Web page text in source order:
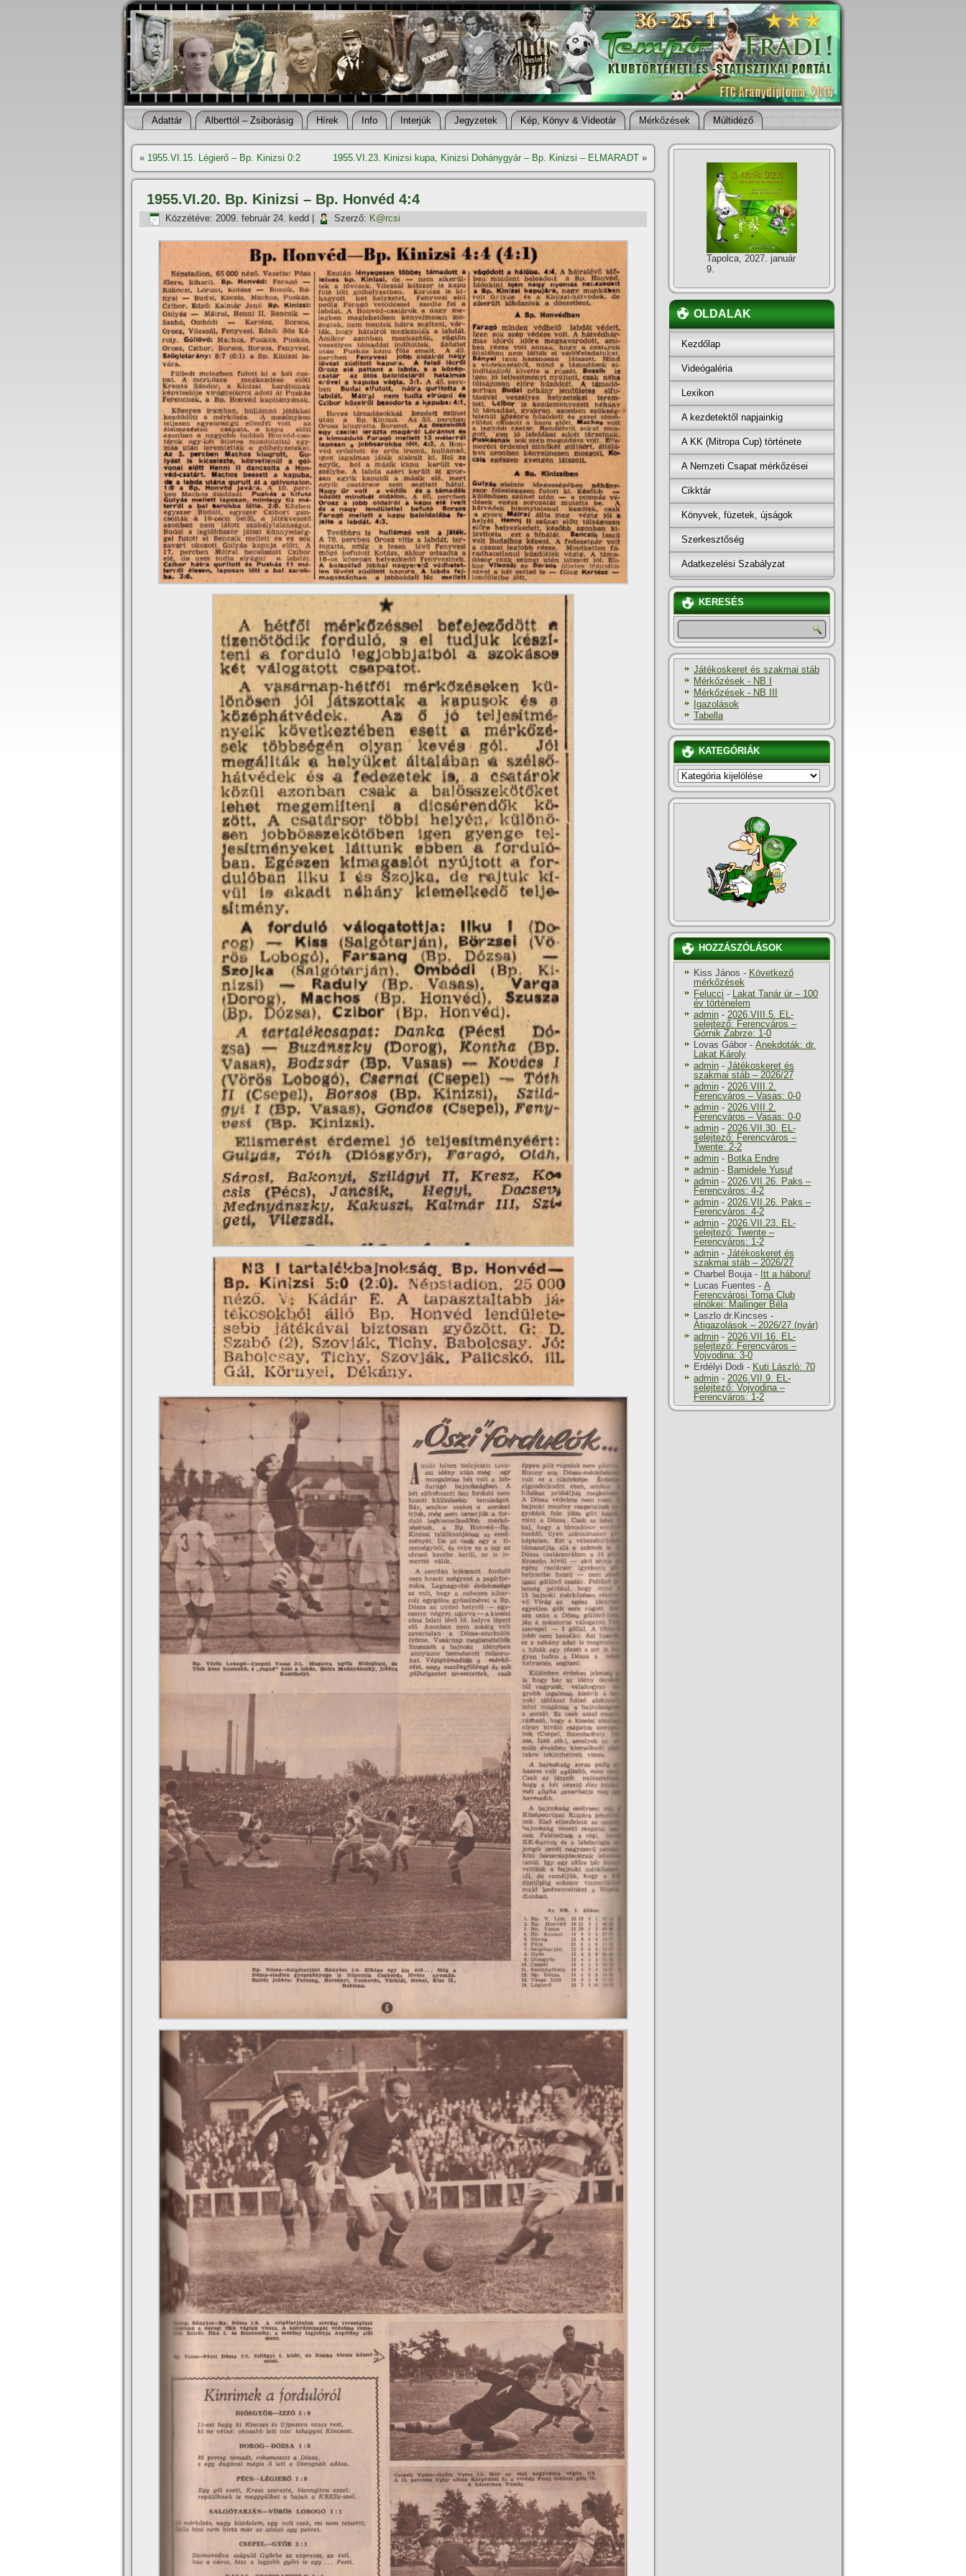
Adattár Alberttól – Zsiborásig Hí­rek Info Interjúk Jegyzetek Kép, Könyv & Videotár Mérkőzések Múltidéző
« 1955.VI.15. Légierő – Bp. Kinizsi 0:2 1955.VI.23. Kinizsi kupa, Kinizsi Dohánygyár – Bp. Kinizsi – ELMARADT »
1955.VI.20. Bp. Kinizsi – Bp. Honvéd 4:4
Közzétéve: 2009. február 24. kedd Szerző: K@rcsi
Tapolca, 2027. január
9.
OLDALAK
Kezdőlap
Videógaléria
Lexikon
A kezdetektől napjainkig
A KK (Mitropa Cup) története
A Nemzeti Csapat mérkőzései
Cikktár
Könyvek, füzetek, újságok
Szerkesztőség
Adatkezelési Szabályzat
KERESÉS
Játékoskeret és szakmai stáb
Mérkőzések - NB I
Mérkőzések - NB III
Igazolások
Tabella
KATEGÓRIÁK
KATEGÓRIÁK
HOZZÁSZÓLÁSOK
Kiss János - Következő
mérkőzések
Felucci - Lakat Tanár úr – 100
év történelem
admin - 2026.VIII.5. EL-
selejtező: Ferencváros –
Górnik Zabrze: 1-0
Lovas Gábor - Anekdoták: dr.
Lakat Károly
admin - Játékoskeret és
szakmai stáb – 2026/27
admin - 2026.VIII.2.
Ferencváros – Vasas: 0-0
admin - 2026.VIII.2.
Ferencváros – Vasas: 0-0
admin - 2026.VII.30. EL-
selejtező: Ferencváros –
Twente: 2-2
admin - Botka Endre
admin - Bamidele Yusuf
admin - 2026.VII.26. Paks –
Ferencváros: 4-2
admin - 2026.VII.26. Paks –
Ferencváros: 4-2
admin - 2026.VII.23. EL-
selejtező: Twente –
Ferencváros: 1-2
admin - Játékoskeret és
szakmai stáb – 2026/27
Charbel Bouja- Itt a háboru!
Lucas Fuentes - A
Ferencvárosi Torna Club
elnökei: Mailinger Béla
Laszlo dr.Kincses -
Átigazolások – 2026/27 (nyár)
admin - 2026.VII.16. EL-
selejtező: Ferencváros –
Vojvodina: 3-0
Erdélyi Dodi - Kuti László: 70
admin - 2026.VII.9. EL-
selejtező: Vojvodina –
Ferencváros: 1-2